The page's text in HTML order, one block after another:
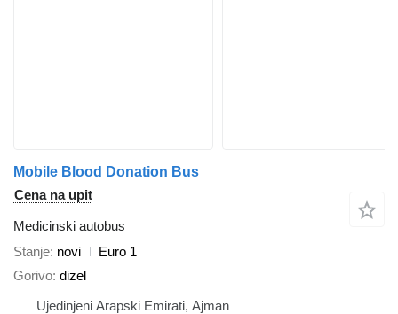
Mobile Blood Donation Bus
Cena na upit
Medicinski autobus
Stanje novi
Euro 1
Gorivo dizel
Ujedinjeni Arapski Emirati, Ajman